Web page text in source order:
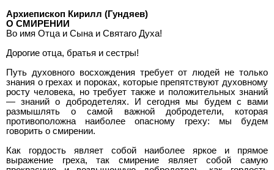
Архиепископ Кирилл (Гундяев)
О СМИРЕНИИ
Во имя Отца и Сына и Святаго Духа!
Дорогие отца, братья и сестры!
Путь духовного восхождения требует от людей не только
знания о грехах и пороках, которые препятствуют духовному
росту человека, но требует также и положительных знаний
— знаний о добродетелях. И сегодня мы будем с вами
размышлять о самой важной добродетели, которая
противоположна наиболее опасному греху: мы будем
говорить о смирении.
Как гордость являет собой наиболее яркое и прямое
выражение греха, так смирение являет собой самую